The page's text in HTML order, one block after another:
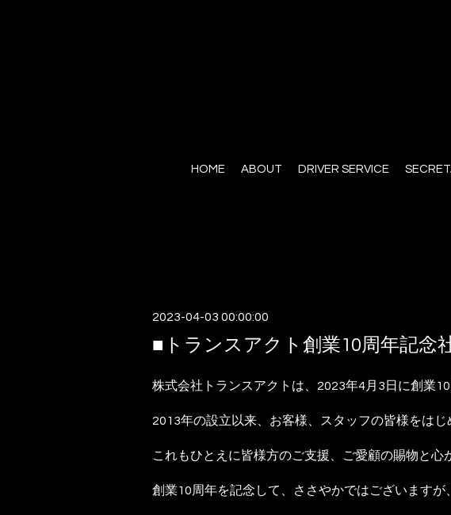
HOME ABOUT DRIVER SERVICE
2023-04-03 00:00:00
■トランスアクト創業10周年記念
株式会社トランスアクトは、2023年4月3日に創業10
2013年の設立以来、お客様、スタッフの皆様をは
これもひとえに皆様方のご支援、ご愛顧の賜物と心
創業10周年を記念して、ささやかではございます